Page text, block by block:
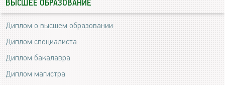
ВЫСШЕЕ ОБРАЗОВАНИЕ
Диплом о высшем образовании
Диплом специалиста
Диплом бакалавра
Диплом магистра